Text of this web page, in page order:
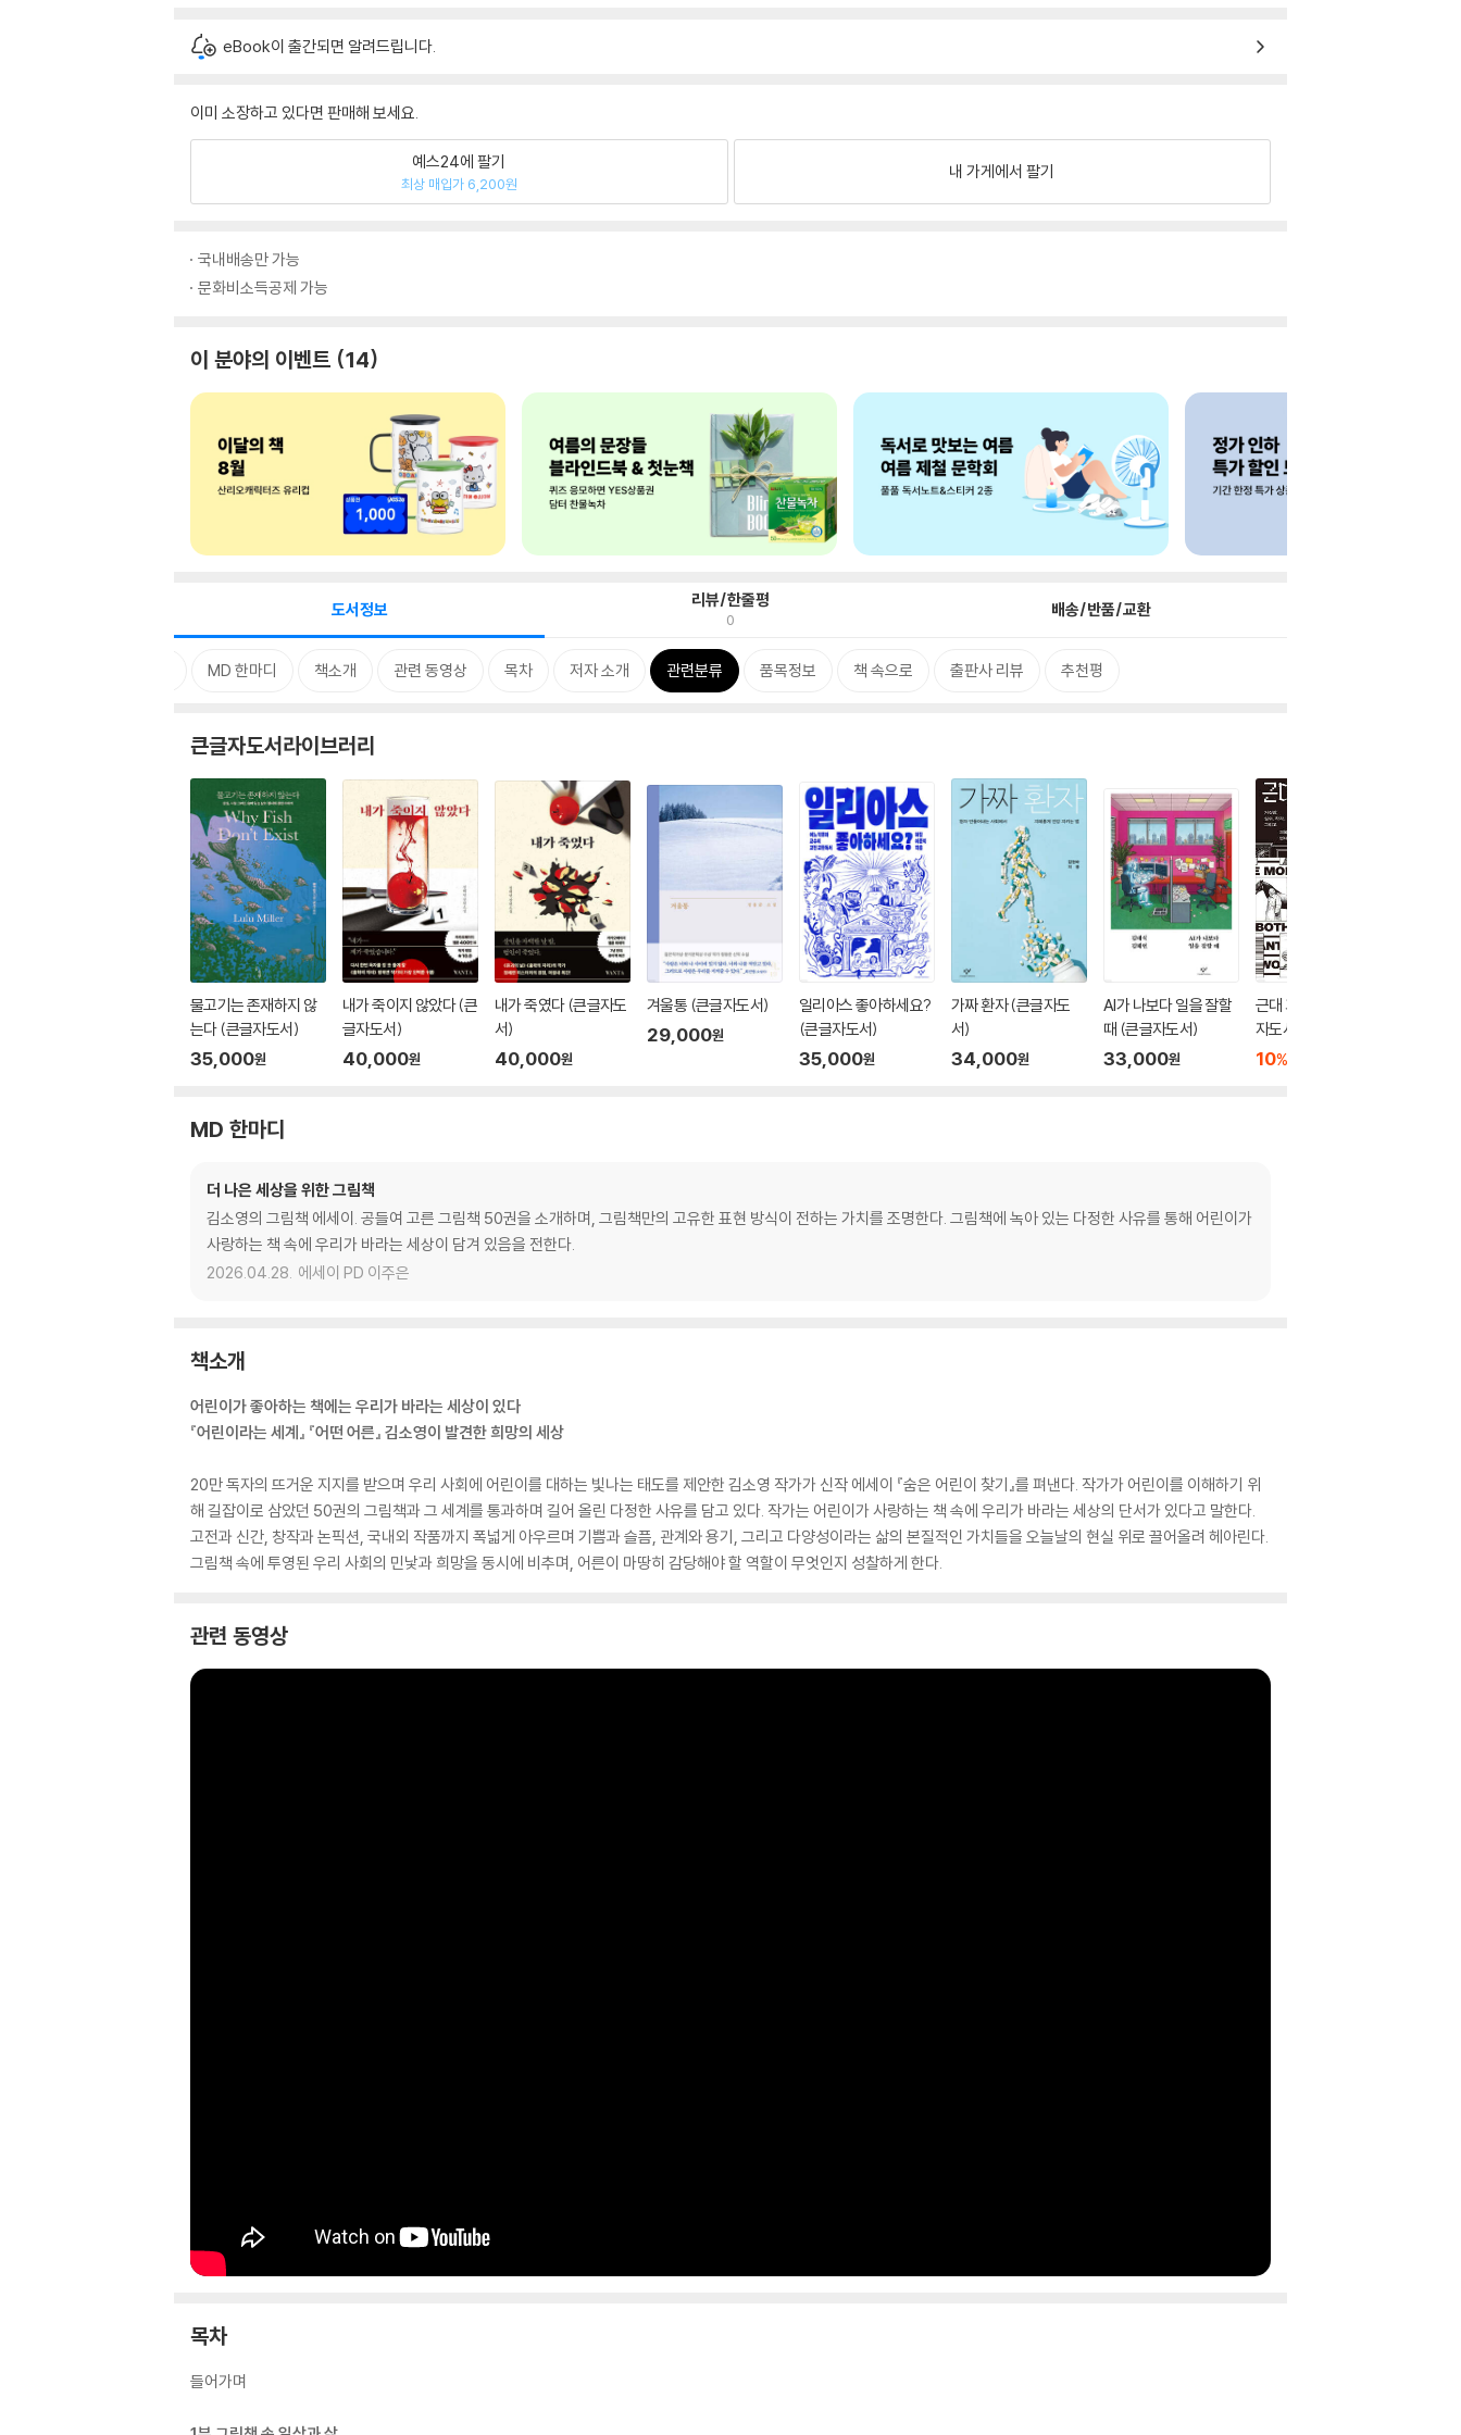
eBook이 출간되면 알려드립니다.
이미 소장하고 있다면 판매해 보세요.
예스24에 팔기
최상 매입가 6,200원
내 가게에서 팔기
국내배송만 가능
문화비소득공제 가능
이 분야의 이벤트 14
도서정보 리뷰/한줄평
0 배송/반품/교환
MD 한마디 책소개 관련 동영상 목차 저자 소개 관련분류 품목정보 책 속으로 출판사 리뷰 추천평
큰글자도서라이브러리
물고기는 존재하지 않
는다 (큰글자도서)
35,000원
내가 죽이지 않았다 (큰
글자도서)
40,000원
내가 죽였다 (큰글자도
서)
40,000원
겨울통 (큰글자도서)
29,000원
일리아스 좋아하세요?
(큰글자도서)
35,000원
가짜 환자 (큰글자도
서)
34,000원
AI가 나보다 일을 잘할
때 (큰글자도서)
33,000원
근대 괴물 사기극 (큰글
자도서)
10%
MD 한마디
더 나은 세상을 위한 그림책
김소영의 그림책 에세이. 공들여 고른 그림책 50권을 소개하며, 그림책만의 고유한 표현 방식이 전하는 가치를 조명한다. 그림책에 녹아 있는 다정한 사유를 통해 어린이가
사랑하는 책 속에 우리가 바라는 세상이 담겨 있음을 전한다.
2026.04.28. 에세이 PD 이주은
책소개
어린이가 좋아하는 책에는 우리가 바라는 세상이 있다
『어린이라는 세계』 『어떤 어른』 김소영이 발견한 희망의 세상
20만 독자의 뜨거운 지지를 받으며 우리 사회에 어린이를 대하는 빛나는 태도를 제안한 김소영 작가가 신작 에세이 『숨은 어린이 찾기』를 펴낸다. 작가가 어린이를 이해하기 위
해 길잡이로 삼았던 50권의 그림책과 그 세계를 통과하며 길어 올린 다정한 사유를 담고 있다. 작가는 어린이가 사랑하는 책 속에 우리가 바라는 세상의 단서가 있다고 말한다.
고전과 신간, 창작과 논픽션, 국내외 작품까지 폭넓게 아우르며 기쁨과 슬픔, 관계와 용기, 그리고 다양성이라는 삶의 본질적인 가치들을 오늘날의 현실 위로 끌어올려 헤아린다.
그림책 속에 투영된 우리 사회의 민낯과 희망을 동시에 비추며, 어른이 마땅히 감당해야 할 역할이 무엇인지 성찰하게 한다.
관련 동영상
목차
들어가며